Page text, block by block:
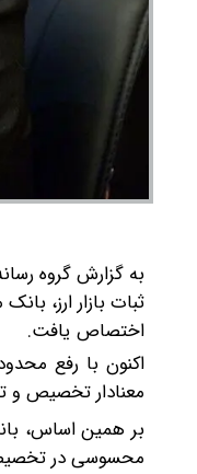
به گزارش گروه
ثبات بازار ارز،
اختصاص یافت.
اکنون با رفع
معنادار تخصیص و
بر همین اساس،
محسوسی در تخصیص